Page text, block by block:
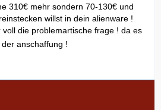
310€ mehr sondern 70-130€ und
willst in dein alienware !
voll die problemartische frage ! da es
anschaffung !